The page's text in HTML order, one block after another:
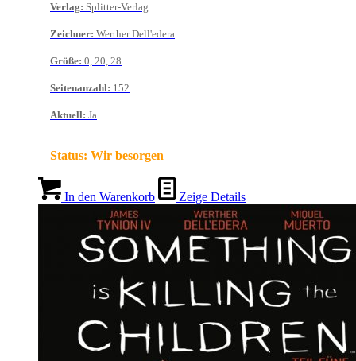
Verlag: Splitter-Verlag
Zeichner: Werther Dell'edera
Größe: 0, 20, 28
Seitenanzahl: 152
Aktuell: Ja
Status: Wir besorgen
In den Warenkorb Zeige Details